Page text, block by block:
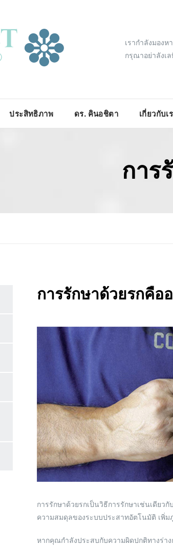
เรากำลังมอง
กรุณาอย่าลังเ
ประสิทธิภาพ ดร. คินอชิตา เกี่ยวกับเ
การ
การรักษาด้วยรกคือ
การรักษาด้วยรกเป็นวิธีการรักษาเช่นเดียว
ความสมดุลของระบบประสาทอัตโนมัติ เพิ่
หากคุณกำลังประสบกับความผิดปกติทางร่า